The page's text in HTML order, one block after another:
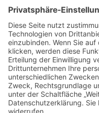
Sitemap
Home
Service & Mechanik
Karosserie & Lack
Fahrzeug-Verkauf
Karriere
Über uns
Kontakt